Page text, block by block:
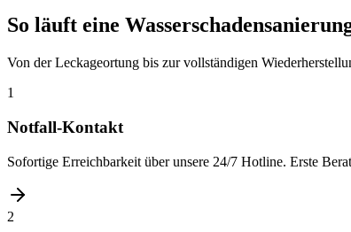
So läuft eine
Von der Leckageortung bis zur vollständigen
1
Notfall-Kontakt
Sofortige Erreichbarkeit über unsere 24/7 Hotline. Erste
2